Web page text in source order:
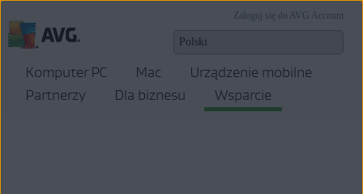
Zaloguj się do AVG Account
Komputer PC Mac
Urządzenie mobilne
Partnerzy
Dla biznesu Wsparcie